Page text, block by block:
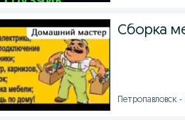
Сборка
Петропавловск -